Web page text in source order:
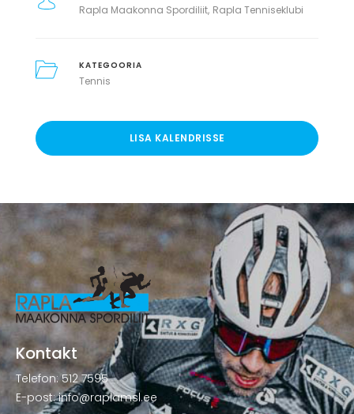
Rapla Maakonna Spordiliit Rapla Tenniseklubi
KATEGOORIA
Tennis
LISA KALENDRISSE
Kontakt
Telefon: 512 7595
E-post: info@raplamsl.ee